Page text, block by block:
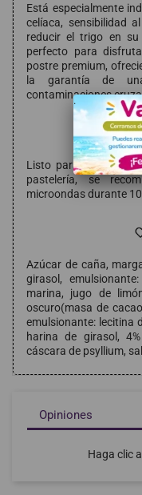
Está especialmente
celíaca, sensibilidad
reducir el trigo en su
perfecto para
postre premium,
la garantía de
contaminaciones
Listo para consumir.
pastelería, se
microondas durante
Azúcar de caña,
girasol,
marina, jugo de
oscuro(masa de
emulsionante: lecitina
harina de girasol,
cáscara de psyllium,
Opiniones
Haga clic